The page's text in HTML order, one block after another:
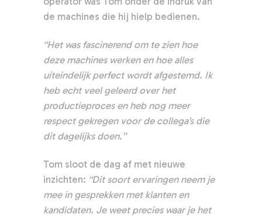
de machines die hij hielp bedienen.
“Het was fascinerend om te zien hoe
deze machines werken en hoe alles
uiteindelijk perfect wordt afgestemd. Ik
heb echt veel geleerd over het
productieproces en heb nog meer
respect gekregen voor de collega’s die
dit dagelijks doen.”
Tom sloot de dag af met nieuwe
inzichten: “Dit soort ervaringen neem je
mee in gesprekken met klanten en
kandidaten. Je weet precies waar je het